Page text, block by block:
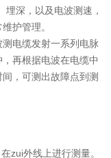
深，以及电波测速，
护管理。
电缆发射一系列电脉
再根据电波在电缆中
，可测出故障点到测
zui外线上进行测量。